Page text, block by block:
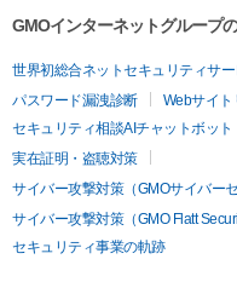
GMOインターネットグループ
世界初総合ネットセキュリティサー
パスワード漏洩診断
Webサイ
セキュリティ相談AIチャットボット
実在証明・盗聴対策
サイバー攻撃対策（GMOサイバー
サイバー攻撃対策（GMO Flatt
セキュリティ事業の軌跡